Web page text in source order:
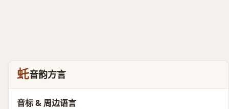
虴音韵方言
音标 & 周边语言